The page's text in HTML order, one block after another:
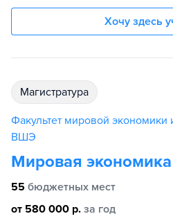
Хочу здесь
магистратура
Факультет мировой
ВШЭ
Мировая экономика
55 бюджетных мест
от 580 000 р. за год